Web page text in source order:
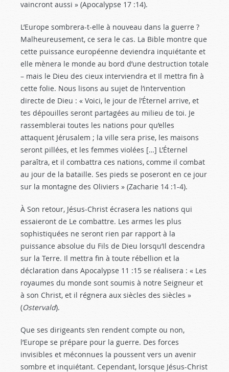
vaincront aussi » (Apocalypse 17 :14).
L’Europe sombrera-t-elle à nouveau dans la guerre ?
Malheureusement, ce sera le cas. La Bible montre que
cette puissance européenne deviendra inquiétante et
elle mènera le monde au bord d’une destruction totale
– mais le Dieu des cieux interviendra et Il mettra fin à
cette folie. Nous lisons au sujet de l’intervention
directe de Dieu : « Voici, le jour de l’Éternel arrive, et
tes dépouilles seront partagées au milieu de toi. Je
rassemblerai toutes les nations pour qu’elles
attaquent Jérusalem ; la ville sera prise, les maisons
seront pillées, et les femmes violées […] L’Éternel
paraîtra, et il combattra ces nations, comme il combat
au jour de la bataille. Ses pieds se poseront en ce jour
sur la montagne des Oliviers » (Zacharie 14 :1-4).
À Son retour, Jésus-Christ écrasera les nations qui
essaieront de Le combattre. Les armes les plus
sophistiquées ne seront rien par rapport à la
puissance absolue du Fils de Dieu lorsqu’Il descendra
sur la Terre. Il mettra fin à toute rébellion et la
déclaration dans Apocalypse 11 :15 se réalisera : « Les
royaumes du monde sont soumis à notre Seigneur et
à son Christ, et il régnera aux siècles des siècles »
(Ostervald).
Que ses dirigeants s’en rendent compte ou non,
l’Europe se prépare pour la guerre. Des forces
invisibles et méconnues la poussent vers un avenir
sombre et inquiétant. Cependant, lorsque Jésus-Christ